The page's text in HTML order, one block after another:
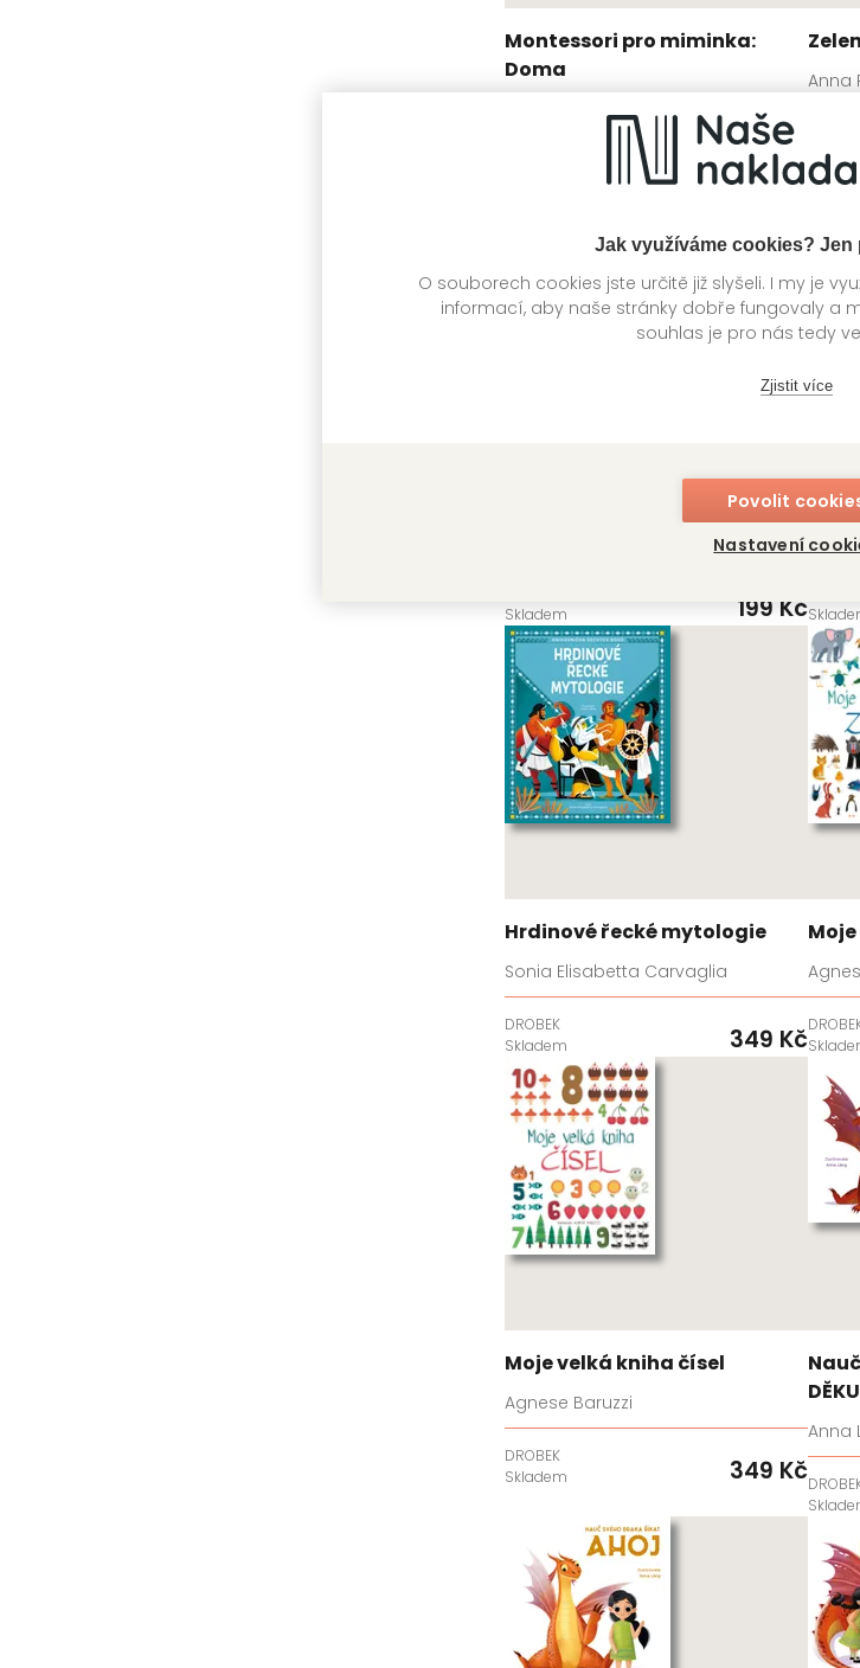
Jak využíváme cookies?
O souborech cookies jste určitě již slyšeli. I my je
informací, aby naše stránky dobře fungovaly a
souhlas je pro nás tedy
Zjistit více
Povolit
Nastavení
Montessori pro miminka:
Doma
229 Kč
Anna
Skladem
199 Kč
Hrdinové řecké mytologie
Sonia Elisabetta Carvaglia
DROBEK
Skladem
349 Kč
Moje velká kniha čísel
Agnese Baruzzi
DROBEK
Skladem
349 Kč
Anna